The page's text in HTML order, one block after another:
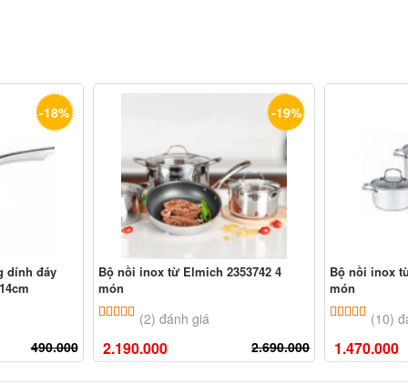
-18%
dính đáy
490.000
-19%
Bộ nồi inox từ Elmich 2353742 4
món
5.00 trên 5 dựa trên
(2) đánh giá
2.190.000 2.690.000
Bộ nồi inox
món
5.00
10
(10)
1.470.000